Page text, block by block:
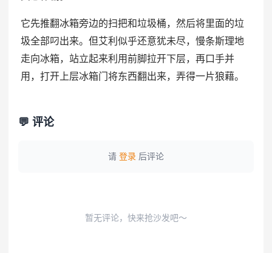
它先推翻冰箱旁边的扫把和垃圾桶，然后将里面的垃
圾全部叼出来。但艾利似乎还意犹未尽，慢条斯理地
走向冰箱，站立起来利用前脚拉开下层，再口手并
用，打开上层冰箱门将东西翻出来，弄得一片狼藉。
💬 评论
请 登录 后评论
暂无评论，快来抢沙发吧～